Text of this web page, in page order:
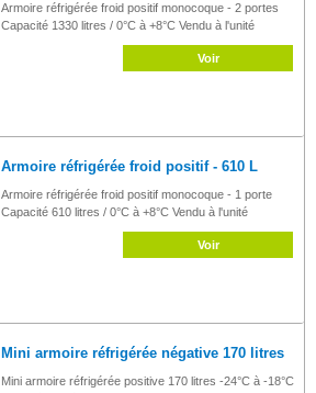
Armoire réfrigérée froid positif monocoque - 2 portes
Capacité 1330 litres / 0°C à +8°C Vendu à l'unité
Voir
Armoire réfrigérée froid positif - 610 L
Armoire réfrigérée froid positif monocoque - 1 porte
Capacité 610 litres / 0°C à +8°C Vendu à l'unité
Voir
Mini armoire réfrigérée négative 170 litres
Mini armoire réfrigérée positive 170 litres -24°C à -18°C